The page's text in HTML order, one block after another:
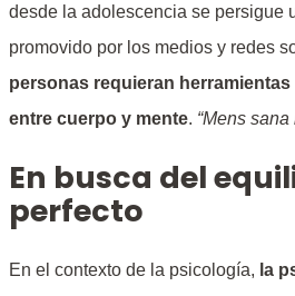
desde la adolescencia se persigue
promovido por los medios y redes
personas requieran
entre cuerpo y mente. “Mens
En busca del
perfecto
En el contexto de la psicología, la